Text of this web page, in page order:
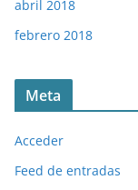
abril 2018
febrero 2018
Meta
Acceder
Feed de entradas